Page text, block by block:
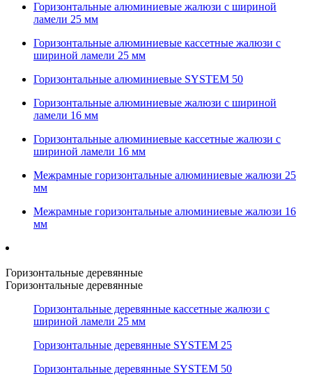
Горизонтальные алюминиевые жалюзи с шириной
ламели 25 мм
Горизонтальные алюминиевые кассетные жалюзи с
шириной ламели 25 мм
Горизонтальные алюминиевые SYSTEM 50
Горизонтальные алюминиевые жалюзи с шириной
ламели 16 мм
Горизонтальные алюминиевые кассетные жалюзи с
шириной ламели 16 мм
Межрамные горизонтальные алюминиевые жалюзи 25
мм
Межрамные горизонтальные алюминиевые жалюзи 16
мм
Горизонтальные деревянные
Горизонтальные деревянные
Горизонтальные деревянные кассетные жалюзи с
шириной ламели 25 мм
Горизонтальные деревянные SYSTEM 25
Горизонтальные деревянные SYSTEM 50